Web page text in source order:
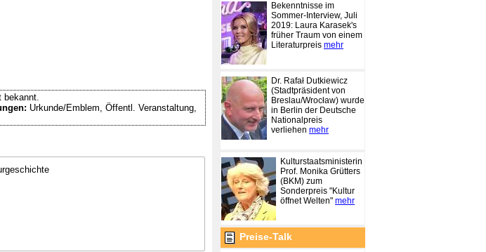
bekannt.
Urkunde/Emblem, Öffentl. Veranstaltung,
Bekenntnisse im
Sommer-Interview, Juli
2019: Laura Karasek's
früher Traum von einem
Literaturpreis mehr
Dr. Rafał Dutkiewicz
(Stadtpräsident von
Breslau/Wrocław) wurde
in Berlin der Deutsche
Nationalpreis
verliehen mehr
Kulturstaatsministerin
Prof. Monika Grütters
(BKM) zum
Sonderpreis "Kultur
öffnet Welten" mehr
Preise-Talk